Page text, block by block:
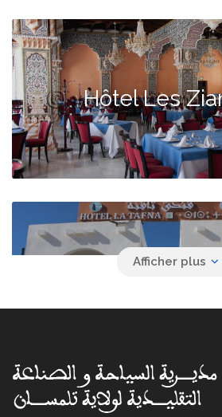
Hôtel Les